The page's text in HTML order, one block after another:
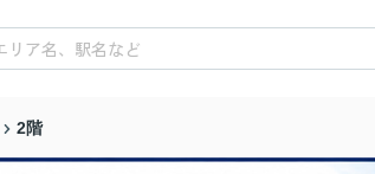
2階